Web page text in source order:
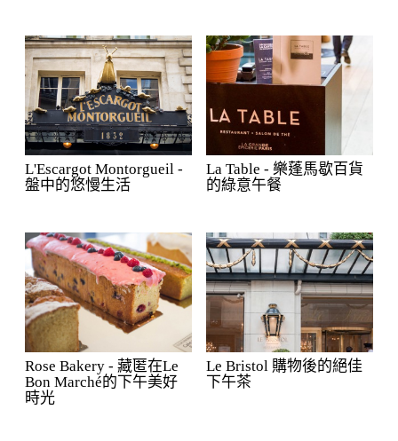
L'Escargot Montorgueil -
盤中的悠慢生活
La Table - 樂蓬馬歇百貨
的綠意午餐
Rose Bakery - 藏匿在Le
Bon Marché的下午美好
時光
Le Bristol 購物後的絕佳
下午茶